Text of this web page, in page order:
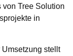
von Tree Solution
in
stellt